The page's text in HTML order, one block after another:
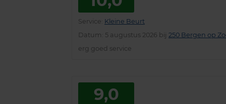
Service Kleine Beurt
Datum : 5 augustus 2026 bij 250 Bergen op
erg goed service
9,0